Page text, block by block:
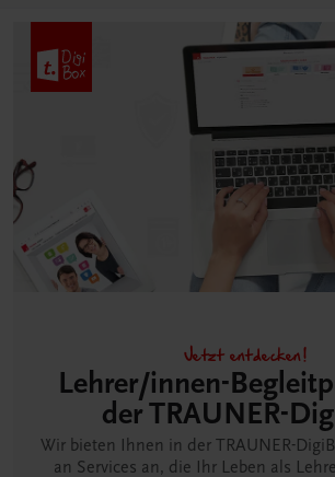
Jetzt entdecken!
Lehrer/innen-
der TRAUNER-
Wir bieten Ihnen in der TRAUNER-
an Services an, die Ihr Leben als